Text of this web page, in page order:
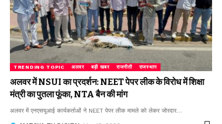
TRENDING TOPIC अलवर बड़ी खबर राजनीती राजस्थान
अलवर में NSUI का प्रदर्शन: NEET पेपर लीक के विरोध में शिक्षा
मंत्री का पुतला फूंका, NTA बैन की मांग
अलवर में एनएसयूआई कार्यकर्ताओं ने NEET पेपर लीक मामले को लेकर जोरदार…